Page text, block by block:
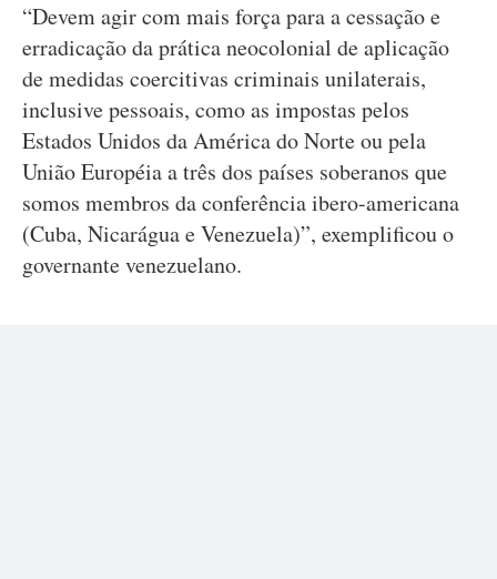
“Devem agir com mais força para a cessação e
erradicação da prática neocolonial de aplicação
de medidas coercitivas criminais unilaterais,
inclusive pessoais, como as impostas pelos
Estados Unidos da América do Norte ou pela
União Européia a três dos países soberanos que
somos membros da conferência ibero-americana
(Cuba, Nicarágua e Venezuela)”, exemplificou o
governante venezuelano.